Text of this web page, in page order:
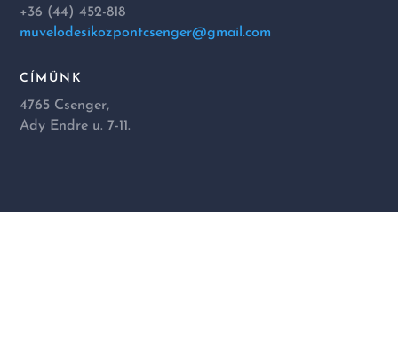
+36 (44) 452-818
muvelodesikozpontcsenger@gmail.com
CÍMÜNK
4765 Csenger,
Ady Endre u. 7-11.